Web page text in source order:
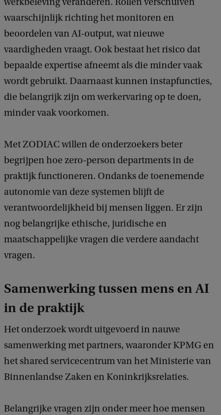
waarschijnlijk richting het monitoren en
beoordelen van AI-output, wat nieuwe
vaardigheden vraagt. Ook bestaat het risico dat
bepaalde expertise afneemt als die minder vaak
wordt gebruikt. Daarnaast kunnen instapfuncties,
die belangrijk zijn om werkervaring op te doen,
minder vaak voorkomen.
Met ZODIAC willen de onderzoekers beter
begrijpen hoe zero-person departments in de
praktijk functioneren. Ondanks de toenemende
autonomie van deze systemen blijft de
verantwoordelijkheid bij mensen liggen. Er zijn
nog belangrijke ethische, juridische en
maatschappelijke vragen die verdere aandacht
vragen.
Samenwerking tussen mens en AI
in de praktijk
Het onderzoek wordt uitgevoerd in nauwe
samenwerking met partners, waaronder KPMG en
het shared servicecentrum van het Ministerie van
Binnenlandse Zaken en Koninkrijksrelaties.
Belangrijke vragen zijn onder meer hoe mensen